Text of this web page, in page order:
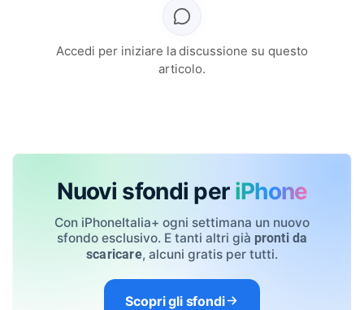
Accedi per iniziare la discussione su questo
articolo.
Nuovi sfondi per iPhone
Con iPhoneItalia+ ogni settimana un nuovo
sfondo esclusivo. E tanti altri già pronti da
scaricare, alcuni gratis per tutti.
Scopri gli sfondi